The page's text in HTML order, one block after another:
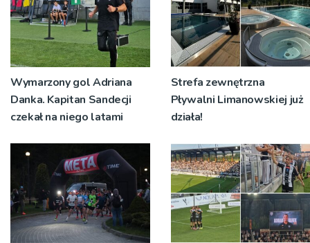
Wymarzony gol Adriana
Danka. Kapitan Sandecji
czekał na niego latami
Strefa zewnętrzna
Pływalni Limanowskiej już
działa!